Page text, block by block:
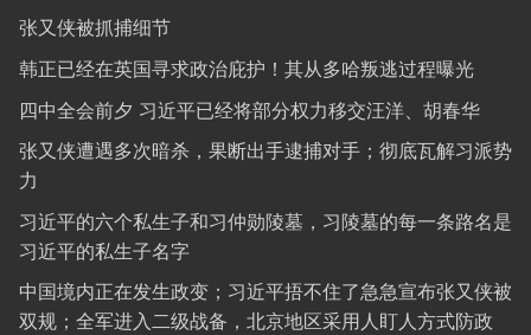
张又侠被抓捕细节
韩正已经在英国寻求政治庇护！其从多哈叛逃过程曝光
四中全会前夕 习近平已经将部分权力移交汪洋、胡春华
张又侠遭遇多次暗杀，果断出手逮捕对手；彻底瓦解习派势
力
习近平的六个私生子和习仲勋陵墓，习陵墓的每一条路名是
习近平的私生子名字
中国境内正在发生政变；习近平捂不住了急急宣布张又侠被
双规；全军进入二级战备，北京地区采用人盯人方式防政